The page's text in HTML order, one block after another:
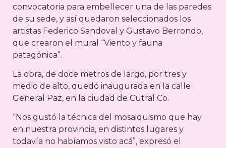
convocatoria para embellecer una de las paredes
de su sede, y así quedaron seleccionados los
artistas Federico Sandoval y Gustavo Berrondo,
que crearon el mural “Viento y fauna
patagónica”.
La obra, de doce metros de largo, por tres y
medio de alto, quedó inaugurada en la calle
General Paz, en la ciudad de Cutral Co.
“Nos gustó la técnica del mosaiquismo que hay
en nuestra provincia, en distintos lugares y
todavía no habíamos visto acá”, expresó el